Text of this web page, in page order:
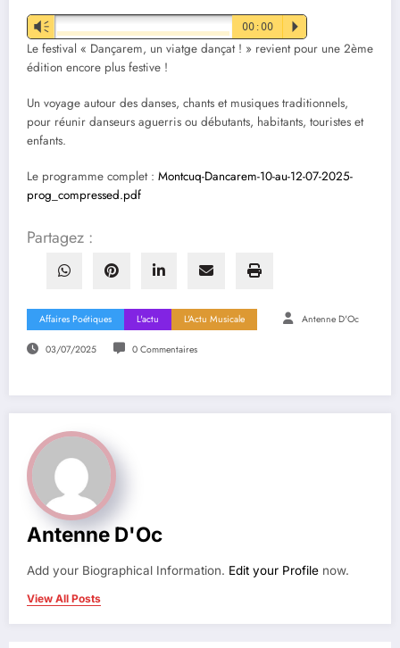
Vm 00:00 P
Le festival « Dançarem, un viatge dançat ! » revient pour une 2ème
édition encore plus festive !
Un voyage autour des danses, chants et musiques traditionnels,
pour réunir danseurs aguerris ou débutants, habitants, touristes et
enfants.
Le programme complet : Montcuq-Dancarem-10-au-12-07-2025-
prog_compressed.pdf
Partagez :
Affaires Poétiques L'actu L'Actu Musicale Antenne D'Oc
03/07/2025 0 Commentaires
Antenne D'Oc
Add your Biographical Information. Edit your Profile now.
View All Posts